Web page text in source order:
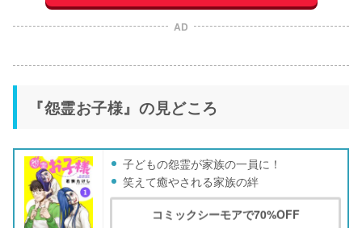
AD
『怨霊お子様』の見どころ
子どもの怨霊が家族の一員に！
笑えて癒やされる家族の絆
コミックシーモアで70%OFF